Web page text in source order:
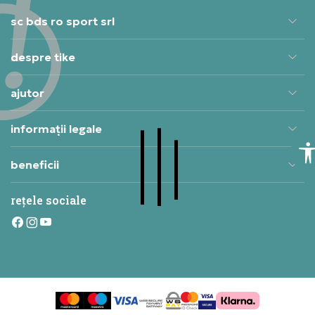
sc bds ro sport srl
despre tike
ajutor
informații legale
beneficii
rețele sociale